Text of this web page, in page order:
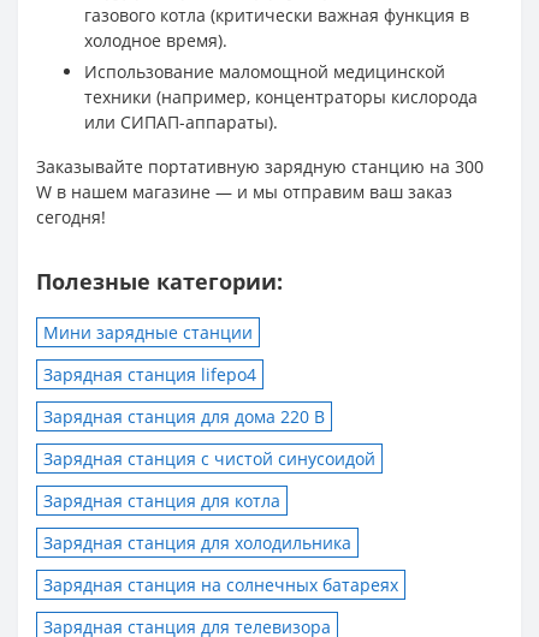
газового котла (критически важная функция в
холодное время).
Использование маломощной медицинской
техники (например, концентраторы кислорода
или СИПАП-аппараты).
Заказывайте портативную зарядную станцию на 300
W в нашем магазине — и мы отправим ваш заказ
сегодня!
Полезные категории:
Мини зарядные станции
Зарядная станция lifepo4
Зарядная станция для дома 220 В
Зарядная станция с чистой синусоидой
Зарядная станция для котла
Зарядная станция для холодильника
Зарядная станция на солнечных батареях
Зарядная станция для телевизора